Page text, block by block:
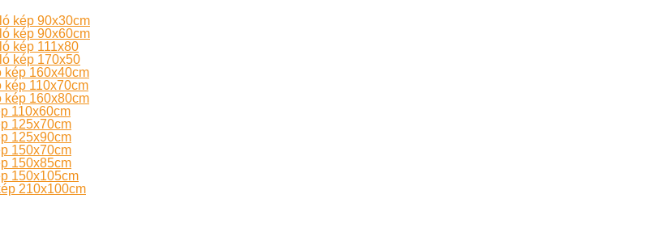
kép 90x30cm
kép 90x60cm
kép 111x80
kép 170x50
kép 160x40cm
kép 110x70cm
kép 160x80cm
110x60cm
125x70cm
125x90cm
150x70cm
150x85cm
150x105cm
210x100cm